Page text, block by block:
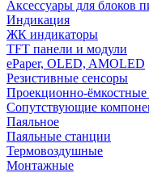
Аксессуары для блоков
Индикация
ЖК индикаторы
TFT панели и модули
ePaper, OLED, AMOLED
Резистивные сенсоры
Проекционно-ёмкостные
Сопутствующие
Паяльное
Паяльные станции
Термовоздушные
Монтажные